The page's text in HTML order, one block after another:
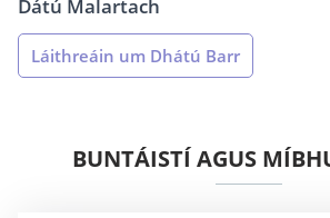
Dátú Malartach
Láithreáin um Dhátú Barr
BUNTÁISTÍ AGUS